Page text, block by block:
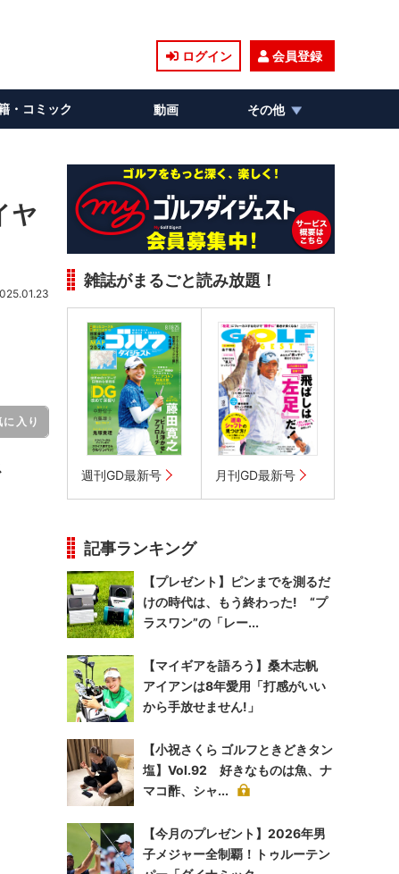
ログイン 会員登録
・コミック 動画 その他
ヤ
に入り
雑誌がまるごと読み放題！
週刊GD最新号 月刊GD最新号
記事ランキング
【プレゼント】ピンまでを測るだ
けの時代は、もう終わった! “プ
ラスワン”の「レー...
【マイギアを語ろう】桑木志帆
アイアンは8年愛用「打感がいい
から手放せません!」
【小祝さくら ゴルフときどきタン
塩】Vol.92 好きなものは魚、ナ
マコ酢、シャ...
【今月のプレゼント】2026年男
子メジャー全制覇！トゥルーテン